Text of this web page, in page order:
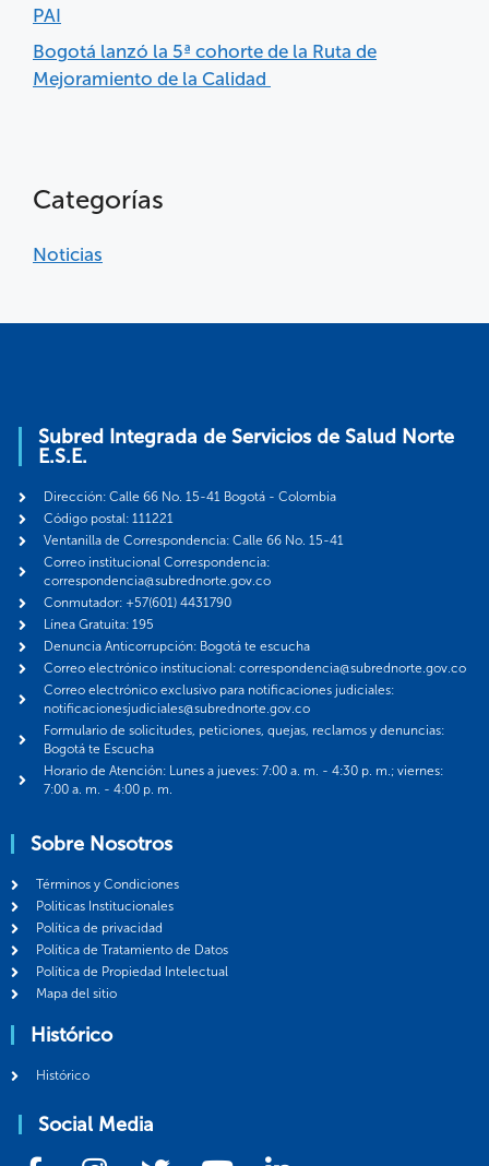
PAI
Bogotá lanzó la 5ª cohorte de la Ruta de
Mejoramiento de la Calidad
Categorías
Noticias
Subred Integrada de Servicios de Salud Norte
E.S.E.
Dirección: Calle 66 No. 15-41 Bogotá - Colombia
Código postal: 111221
Ventanilla de Correspondencia: Calle 66 No. 15-41
Correo institucional Correspondencia:
correspondencia@subrednorte.gov.co
Conmutador: +57(601) 4431790
Línea Gratuita: 195
Denuncia Anticorrupción: Bogotá te escucha
Correo electrónico institucional: correspondencia@subrednorte.gov.co
Correo electrónico exclusivo para notificaciones judiciales:
notificacionesjudiciales@subrednorte.gov.co
Formulario de solicitudes, peticiones, quejas, reclamos y denuncias:
Bogotá te Escucha
Horario de Atención: Lunes a jueves: 7:00 a. m. - 4:30 p. m.; viernes:
7:00 a. m. - 4:00 p. m.
Sobre Nosotros
Términos y Condiciones
Politicas Institucionales
Política de privacidad
Política de Tratamiento de Datos
Política de Propiedad Intelectual
Mapa del sitio
Histórico
Histórico
Social Media